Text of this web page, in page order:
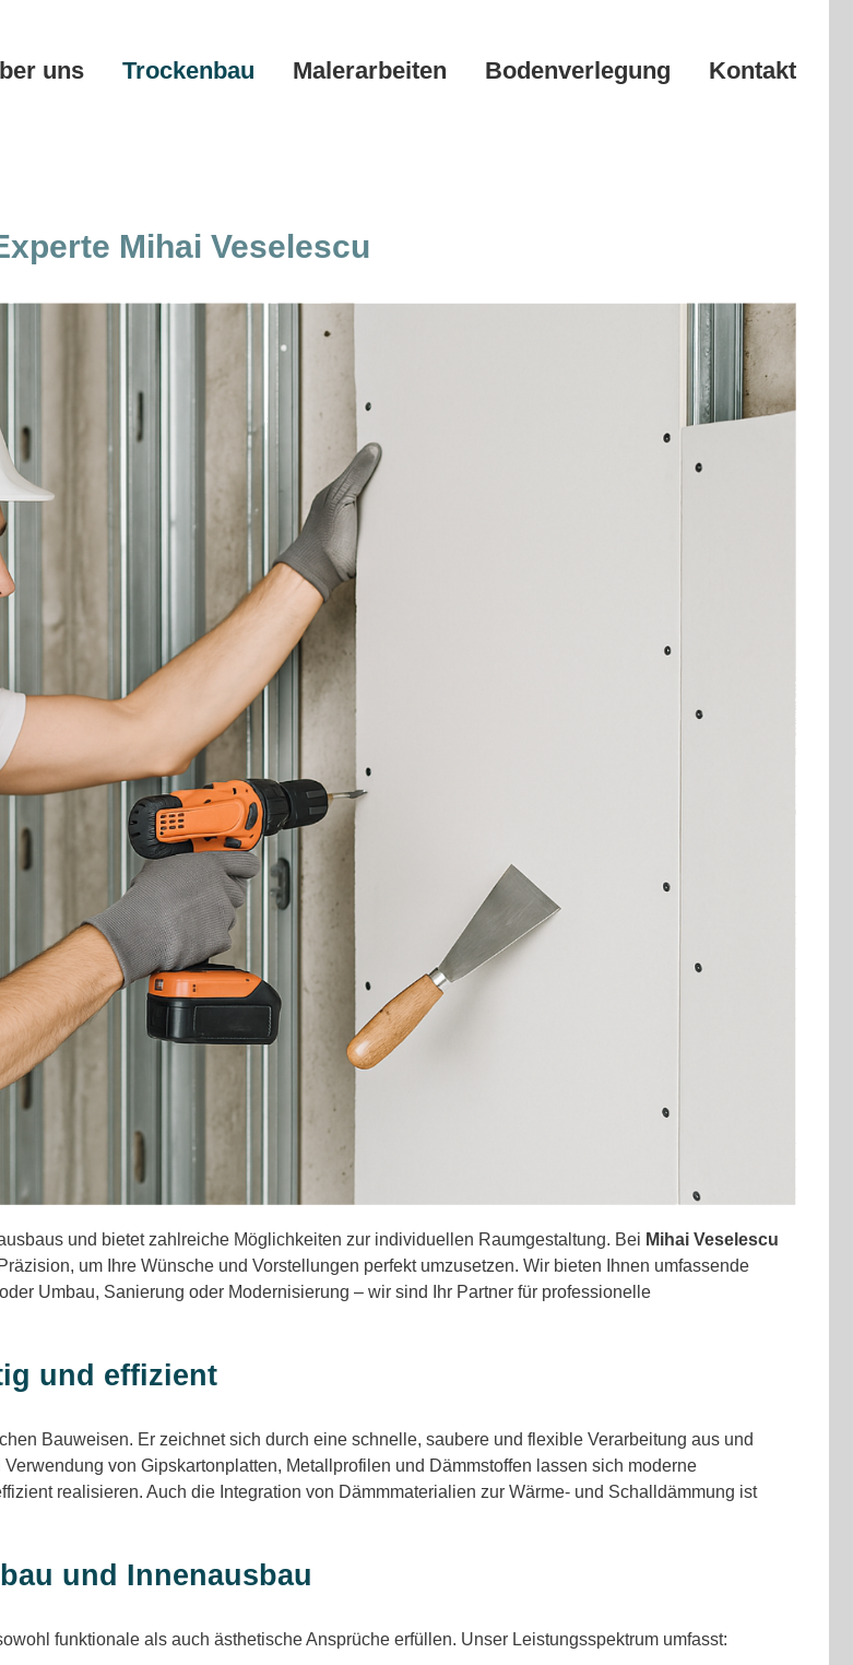
uns Trockenbau Malerarbeiten Bodenverlegung Kontakt
Mihai Veselescu
und bietet zahlreiche Möglichkeiten zur individuellen Raumgestaltung. Bei Mihai Veselescu
um Ihre Wünsche und Vorstellungen perfekt umzusetzen. Wir bieten Ihnen umfassende
Umbau, Sanierung oder Modernisierung – wir sind Ihr Partner für professionelle
und effizient
Bauweisen. Er zeichnet sich durch eine schnelle, saubere und flexible Verarbeitung aus und
von Gipskartonplatten, Metallprofilen und Dämmstoffen lassen sich moderne
realisieren. Auch die Integration von Dämmmaterialien zur Wärme- und Schalldämmung ist
und Innenausbau
funktionale als auch ästhetische Ansprüche erfüllen. Unser Leistungsspektrum umfasst: